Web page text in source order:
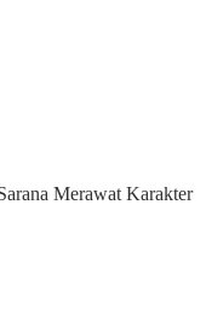
Merawat Karakter